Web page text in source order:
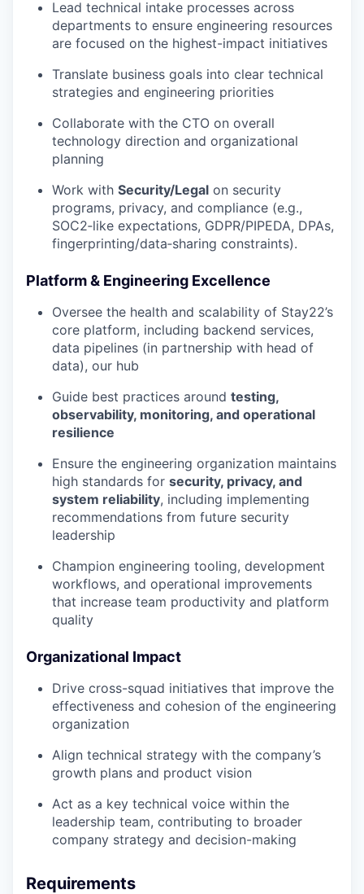
Lead technical intake processes across
departments to ensure engineering resources
are focused on the highest-impact initiatives
Translate business goals into clear technical
strategies and engineering priorities
Collaborate with the CTO on overall
technology direction and organizational
planning
Work with Security/Legal on security
programs, privacy, and compliance (e.g.,
SOC2‑like expectations, GDPR/PIPEDA, DPAs,
fingerprinting/data‑sharing constraints).
Platform & Engineering Excellence
Oversee the health and scalability of Stay22’s
core platform, including backend services,
data pipelines (in partnership with head of
data), our hub
Guide best practices around testing,
observability, monitoring, and operational
resilience
Ensure the engineering organization maintains
high standards for security, privacy, and
system reliability, including implementing
recommendations from future security
leadership
Champion engineering tooling, development
workflows, and operational improvements
that increase team productivity and platform
quality
Organizational Impact
Drive cross-squad initiatives that improve the
effectiveness and cohesion of the engineering
organization
Align technical strategy with the company’s
growth plans and product vision
Act as a key technical voice within the
leadership team, contributing to broader
company strategy and decision-making
Requirements